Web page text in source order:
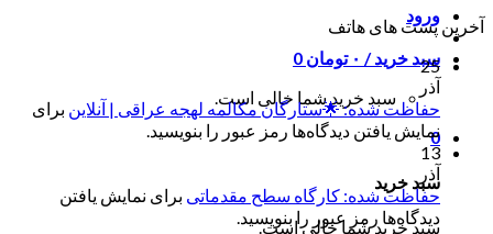
ورود
سبد خرید / ۰ تومان 0
سبد خرید شما خالی است.
0
سبد خرید
سبد خرید شما خالی است.
آخرین پست های هاتف
25
آذر
حفاظت شده: 🌟ستارگان مکالمه لهجه عراقی | آنلاین برای
نمایش یافتن دیدگاه‌ها رمز عبور را بنویسید.
13
آذر
حفاظت شده: کارگاه سطح مقدماتی برای نمایش یافتن
دیدگاه‌ها رمز عبور را بنویسید.